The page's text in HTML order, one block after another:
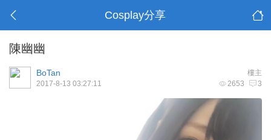
Cosplay分享
陳幽幽
樓主
BoTan
2653 3
2017-8-13 03:27:11